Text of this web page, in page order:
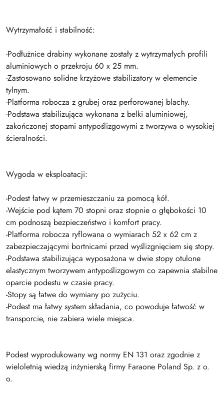
Wytrzymałość i stabilność:
-Podłużnice drabiny wykonane zostały z wytrzymałych profili
aluminiowych o przekroju 60 x 25 mm.
-Zastosowano solidne krzyżowe stabilizatory w elemencie
tylnym.
-Platforma robocza z grubej oraz perforowanej blachy.
-Podstawa stabilizująca wykonana z belki aluminiowej,
zakończonej stopami antypoślizgowymi z tworzywa o wysokiej
ścieralności.
Wygoda w eksploatacji:
-Podest łatwy w przemieszczaniu za pomocą kół.
-Wejście pod kątem 70 stopni oraz stopnie o głębokości 10
cm podnoszą bezpieczeństwo i komfort pracy.
-Platforma robocza ryflowana o wymiarach 52 x 62 cm z
zabezpieczającymi bortnicami przed wyślizgnięciem się stopy.
-Podstawa stabilizująca wyposażona w dwie stopy otulone
elastycznym tworzywem antypoślizgowym co zapewnia stabilne
oparcie podestu w czasie pracy.
-Stopy są łatwe do wymiany po zużyciu.
-Podest ma łatwy system składania, co powoduje łatwość w
transporcie, nie zabiera wiele miejsca.
Podest wyprodukowany wg normy EN 131 oraz zgodnie z
wieloletnią wiedzą inżynierską firmy Faraone Poland Sp. z o.
o.